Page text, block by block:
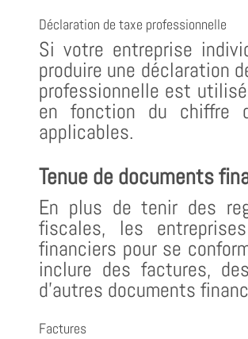
Déclaration de taxe professionnelle
Si votre entreprise
produire une déclaration
professionnelle est
en fonction du chiffre
applicables.
Tenue de documents
En plus de tenir des
fiscales, les
financiers pour se
inclure des factures,
d’autres documents
Factures